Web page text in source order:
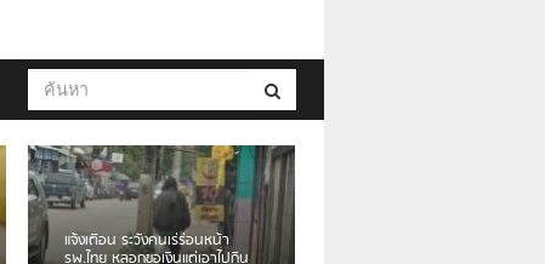
เดือนร้อน! ชาวเชียงรายบ่นรถ
Isuzu สีขาวซิ่งบายพาสเสียงดัง